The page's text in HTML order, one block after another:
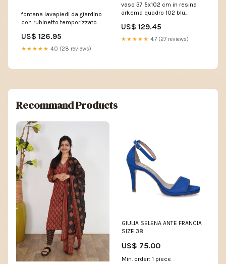
fontana lavapiedi da giardino
con rubinetto temporizzato
271833 S45-03
US$ 126.95
★★★★★ 4.0 (28 reviews)
vaso 37 5x102 cm in resina
arkema quadro 102 blu
US$ 129.45
★★★★★ 4.7 (27 reviews)
Recommand Products
GIULIA SELENA ANTE FRANCIA
SIZE:38
US$ 75.00
Min. order: 1 piece